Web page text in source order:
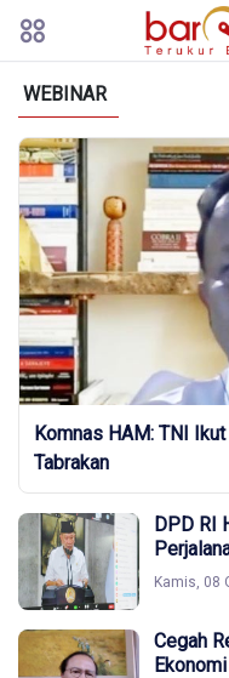
WEBINAR
Komnas HAM: TNI
Tabrakan
DPD RI
Kamis, 08
Cegah